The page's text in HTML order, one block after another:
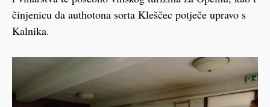
činjenicu da authotona sorta Kleščec potječe upravo s
Kalnika.